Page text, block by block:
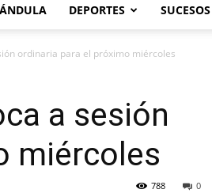
DEPORTES SUCESOS
ordinaria para el próximo miércoles
a sesión
miércoles
0
788